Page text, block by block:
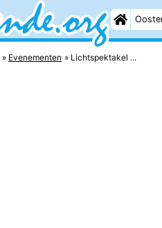
Evenementen Lichtspektakel ...